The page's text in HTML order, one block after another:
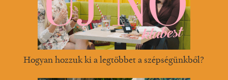
Hogyan hozzuk ki a legtöbbet a szépségünkből?